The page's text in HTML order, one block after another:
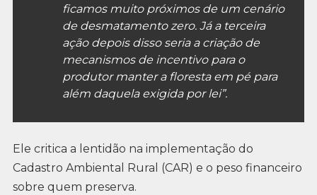
ficamos muito próximos de um cenário
de desmatamento zero. Já a terceira
ação depois disso seria a criação de
mecanismos de incentivo para o
produtor manter a floresta em pé para
além daquela exigida por lei”.
Ele critica a lentidão na implementação do
Cadastro Ambiental Rural (CAR) e o peso financeiro
sobre quem preserva.